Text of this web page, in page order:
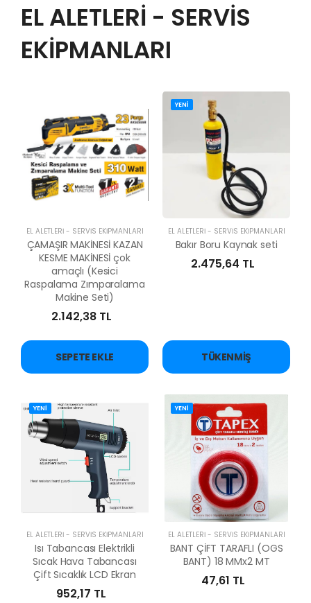
EL ALETLERİ - SERVİS
EKİPMANLARI
EL ALETLERİ - SERVİS EKİPMANLARI
ÇAMAŞIR MAKİNESİ KAZAN
KESME MAKİNESİ çok
amaçlı (Kesici
Raspalama Zımparalama
Makine Seti)
2.142,38 TL
SEPETE EKLE
YENİ
EL ALETLERİ - SERVİS EKİPMANLARI
Bakır Boru Kaynak seti
2.475,64 TL
TÜKENMIŞ
YENİ
EL ALETLERİ - SERVİS EKİPMANLARI
Isı Tabancası Elektrikli
Sıcak Hava Tabancası
Çift Sıcaklık LCD Ekran
952,17 TL
YENİ
EL ALETLERİ - SERVİS EKİPMANLARI
BANT ÇİFT TARAFLI (OGS
BANT) 18 MMx2 MT
47,61 TL